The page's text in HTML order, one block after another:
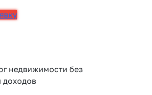
недвижимости без
доходов